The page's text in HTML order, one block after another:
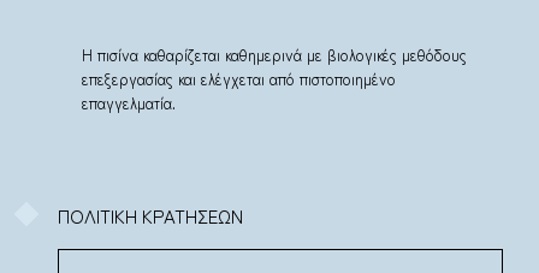
Η πισίνα καθαρίζεται καθημερινά με βιολογικές μεθόδους
επεξεργασίας και ελέγχεται από πιστοποιημένο
επαγγελματία.
ΠΟΛΙΤΙΚΗ ΚΡΑΤΗΣΕΩΝ